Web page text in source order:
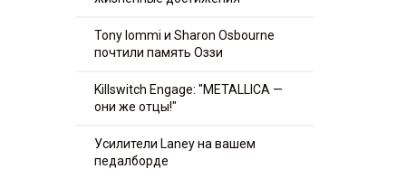
Tony Iommi и Sharon Osbourne
почтили память Оззи
Killswitch Engage: "METALLICA —
они же отцы!"
Усилители Laney на вашем
педалборде